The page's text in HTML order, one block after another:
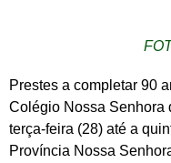
Prestes a completar 90
Colégio Nossa Senhora
terça-feira (28) até a
Província Nossa